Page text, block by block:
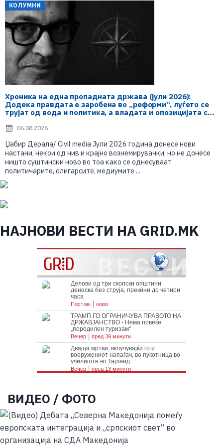
КОЛУМНИ
Хроника на една пропадната држава (јули 2026):
Додека правдата е заробена во „реформи“, луѓето се
трујат од вода и политика, а владата и опозицијата се
молчи пред Украина
06.08.2026
Џабир Дерала/ Civil media Јули 2026 година донесе нови
настани, некои од нив и крајно вознемирувачки, но не донесе
ништо суштински ново во тоа како се однесуваат
политичарите, олигарсите, медиумите ...
НАЈНОВИ ВЕСТИ НА GRID.MK
ВИДЕО / ФОТО